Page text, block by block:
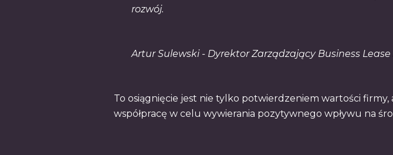
rozwój.
Artur Sulewski - Dyrektor Zarządzający Business
To osiągnięcie jest nie tylko potwierdzeniem wartości
współpracę w celu wywierania pozytywnego wpływu na